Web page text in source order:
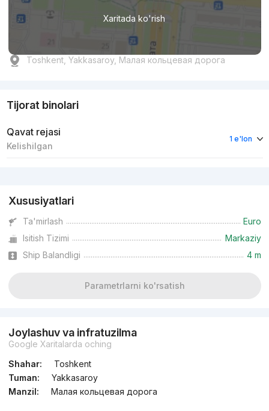
Xaritada ko'rish
Toshkent, Yakkasaroy, Малая кольцевая дорога
Tijorat binolari
Qavat rejasi
Kelishilgan
1 e'lon
Xususiyatlari
Ta'mirlash
Euro
Isitish Tizimi
Markaziy
Ship Balandligi
4 m
Parametrlarni ko'rsatish
Joylashuv va infratuzilma
Google Xaritalarda oching
Shahar:
Toshkent
Tuman:
Yakkasaroy
Manzil:
Малая кольцевая дорога